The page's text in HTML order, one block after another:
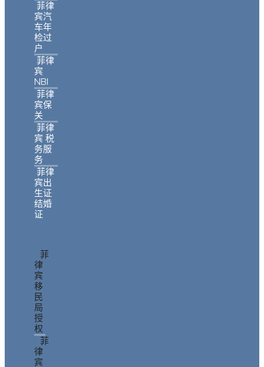
菲律
宾汽
车年
检过
户
菲律
宾
NBI
菲律
宾保
关
菲律
宾 税
务服
务
菲律
宾出
生证
结婚
证
菲
律
宾
移
民
局
授
权
菲
律
宾